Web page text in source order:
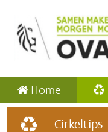
Home
Cirkeltips